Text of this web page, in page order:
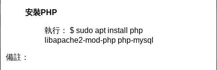
安裝PHP
執行： $ sudo apt install php
libapache2-mod-php php-mysql
備註：